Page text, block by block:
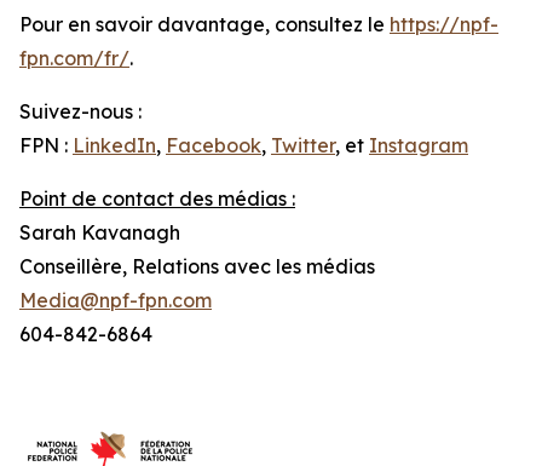
Pour en savoir davantage, consultez le https://npf-
fpn.com/fr/.
Suivez-nous :
FPN : LinkedIn, Facebook, Twitter, et Instagram
Point de contact des médias :
Sarah Kavanagh
Conseillère, Relations avec les médias
Media@npf-fpn.com
604-842-6864